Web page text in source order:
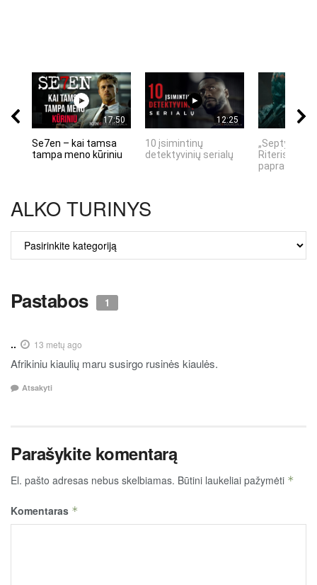
17:50
Se7en – kai tamsa
tampa meno kūriniu
12:25
10 įsimintinų
detektyvinių serialų
„Septynių
Riteris" – kai
ALKO TURINYS
ALKO
TURINYS
Pastabos 1
.. 13 metų ago
Afrikiniu kiaulių maru susirgo rusinės kiaulės.
Atsakyti
Parašykite komentarą
El. pašto adresas nebus skelbiamas. Būtini laukeliai pažymėti *
Komentaras *